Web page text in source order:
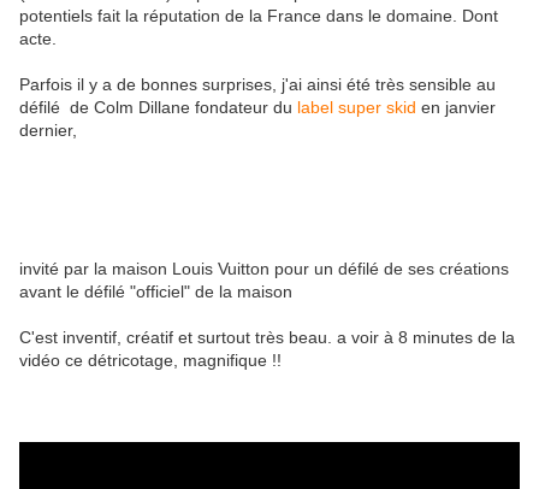
potentiels fait la réputation de la France dans le domaine. Dont
acte.
Parfois il y a de bonnes surprises, j'ai ainsi été très sensible au
défilé de Colm Dillane fondateur du label super skid en janvier
dernier,
invité par la maison Louis Vuitton pour un défilé de ses créations
avant le défilé "officiel" de la maison
C'est inventif, créatif et surtout très beau. a voir à 8 minutes de la
vidéo ce détricotage, magnifique !!